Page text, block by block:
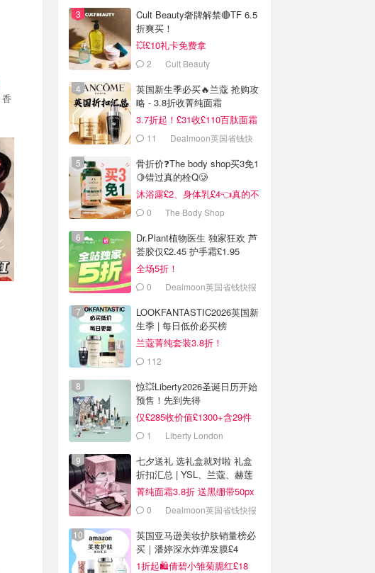
Cult Beauty奢牌解禁🔴TF 6.5
折爽买！
💥£10礼卡免费拿
2 Cult Beauty
英国新生季必买🔥兰蔻 抢购攻
略 - 3.8折收菁纯面霜
3.7折起！£31收£110百肽面霜
套装
11
Dealmoon英国省钱快
骨折价❓The body shop买3免1
🍋错过真的栓Q🥲
沐浴露£2、身体乳£4👈真的不
戳我看看吗❓
0 The Body Shop
Dr.Plant植物医生 独家狂欢 芦
荟胶仅£2.45 护手霜£1.95
全场5折！
0 Dealmoon英国省钱快报
LOOKFANTASTIC2026英国新
生季 | 每日低价必买榜
兰蔻菁纯套装3.8折！
112
惊💥Liberty2026圣诞日历开始
预售！先到先得
仅£285收价值£1300+含29件
1 Liberty London
七夕送礼 选礼盒就对啦 礼盒
折扣汇总 | YSL、兰蔻、赫莲
娜
菁纯面霜3.8折 送黑绷带50px
等40ml
0 Dealmoon英国省钱快报
英国亚马逊美妆护肤销量榜必
买｜潘婷深水炸弹发膜£4
1折起🛍️倩碧小雏菊腮红£18